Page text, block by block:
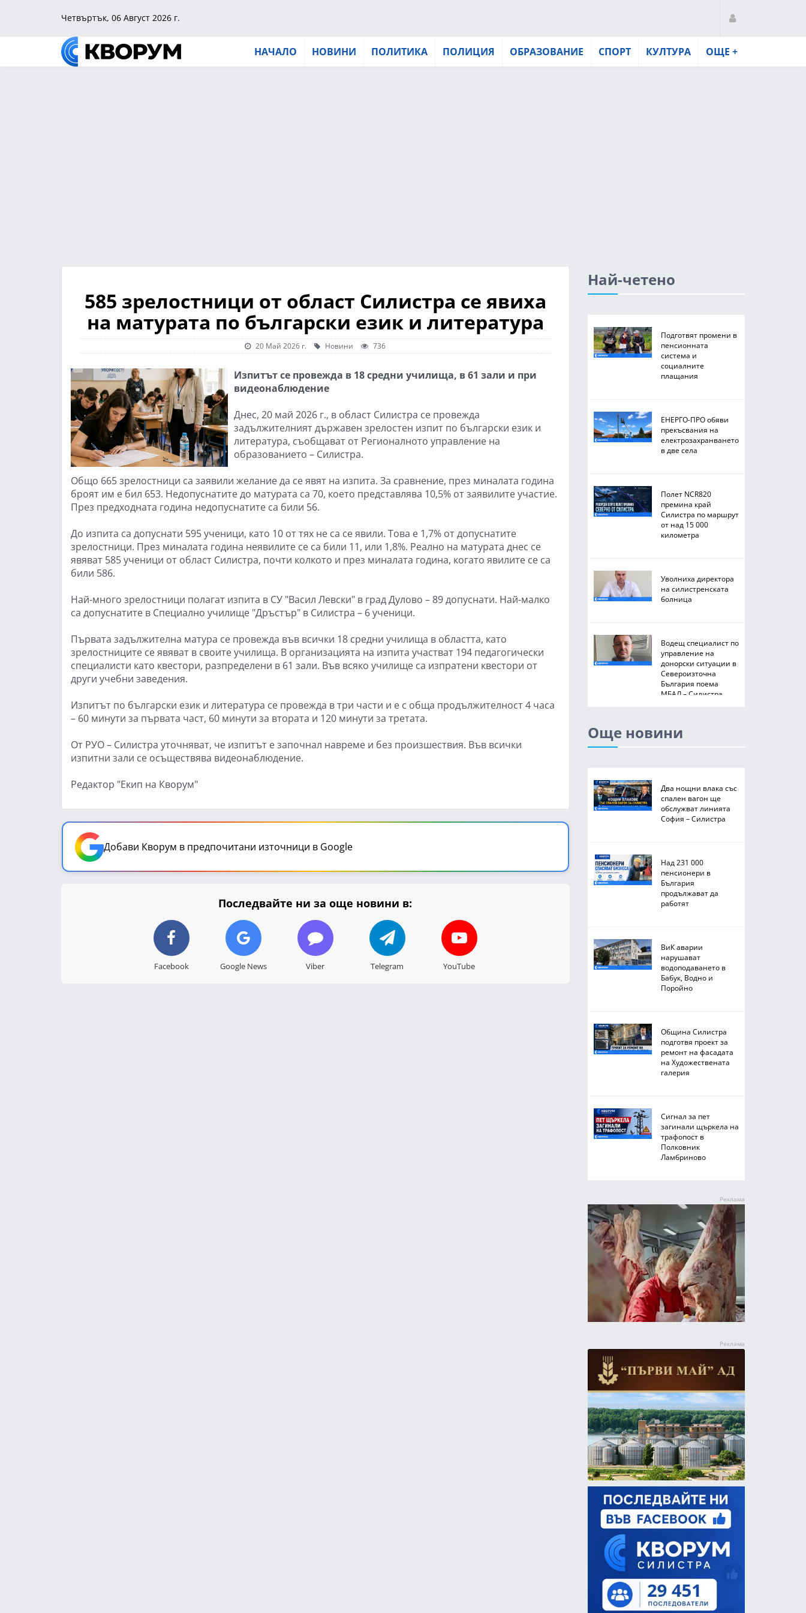
Четвъртък, 06 Август 2026 г.
НАЧАЛО НОВИНИ ПОЛИТИКА ПОЛИЦИЯ ОБРАЗОВАНИЕ СПОРТ КУЛТУРА ОЩЕ +
585 зрелостници от област Силистра се явиха
на матурата по български език и литература
20 Май 2026 г. Новини 736
Изпитът се провежда в 18 средни училища, в 61 зали и при
видеонаблюдение
Днес, 20 май 2026 г., в област Силистра се провежда
задължителният държавен зрелостен изпит по български език и
литература, съобщават от Регионалното управление на
образованието – Силистра.
Общо 665 зрелостници са заявили желание да се явят на изпита. За сравнение, през миналата година
броят им е бил 653. Недопуснатите до матурата са 70, което представлява 10,5% от заявилите участие.
През предходната година недопуснатите са били 56.
До изпита са допуснати 595 ученици, като 10 от тях не са се явили. Това е 1,7% от допуснатите
зрелостници. През миналата година неявилите се са били 11, или 1,8%. Реално на матурата днес се
явяват 585 ученици от област Силистра, почти колкото и през миналата година, когато явилите се са
били 586.
Най-много зрелостници полагат изпита в СУ "Васил Левски" в град Дулово – 89 допуснати. Най-малко
са допуснатите в Специално училище "Дръстър" в Силистра – 6 ученици.
Първата задължителна матура се провежда във всички 18 средни училища в областта, като
зрелостниците се явяват в своите училища. В организацията на изпита участват 194 педагогически
специалисти като квестори, разпределени в 61 зали. Във всяко училище са изпратени квестори от
други учебни заведения.
Изпитът по български език и литература се провежда в три части и е с обща продължителност 4 часа
– 60 минути за първата част, 60 минути за втората и 120 минути за третата.
От РУО – Силистра уточняват, че изпитът е започнал навреме и без произшествия. Във всички
изпитни зали се осъществява видеонаблюдение.
Редактор "Екип на Кворум"
Добави Кворум в предпочитани източници в Google
Последвайте ни за още новини в:
Facebook Google News Viber Telegram YouTube
Най-четено
Подготвят промени в
пенсионната
система и
социалните
плащания
ЕНЕРГО-ПРО обяви
прекъсвания на
електрозахранването
в две села
Полет NCR820
премина край
Силистра по маршрут
от над 15 000
километра
Уволниха директора
на силистренската
болница
Водещ специалист по
управление на
донорски ситуации в
Североизточна
България поема
МБАЛ – Силистра
Още новини
Два нощни влака със
спален вагон ще
обслужват линията
София – Силистра
Над 231 000
пенсионери в
България
продължават да
работят
ВиК аварии
нарушават
водоподаването в
Бабук, Водно и
Поройно
Община Силистра
подготвя проект за
ремонт на фасадата
на Художествената
галерия
Сигнал за пет
загинали щъркела на
трафопост в
Полковник
Ламбриново